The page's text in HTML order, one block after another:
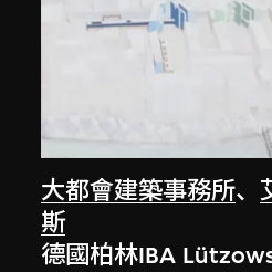
大都會建築事務所、
斯
德國柏林IBA